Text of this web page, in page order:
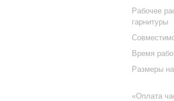
Рабочее
гарнитуры
Время
Размеры
«Оплата